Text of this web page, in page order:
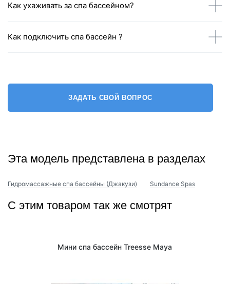
Как ухаживать за спа бассейном?
Как подключить спа бассейн ?
ЗАДАТЬ СВОЙ ВОПРОС
Эта модель представлена в разделах
Гидромассажные спа бассейны (Джакузи) Sundance Spas
С этим товаром так же смотрят
Мини спа бассейн Treesse Maya